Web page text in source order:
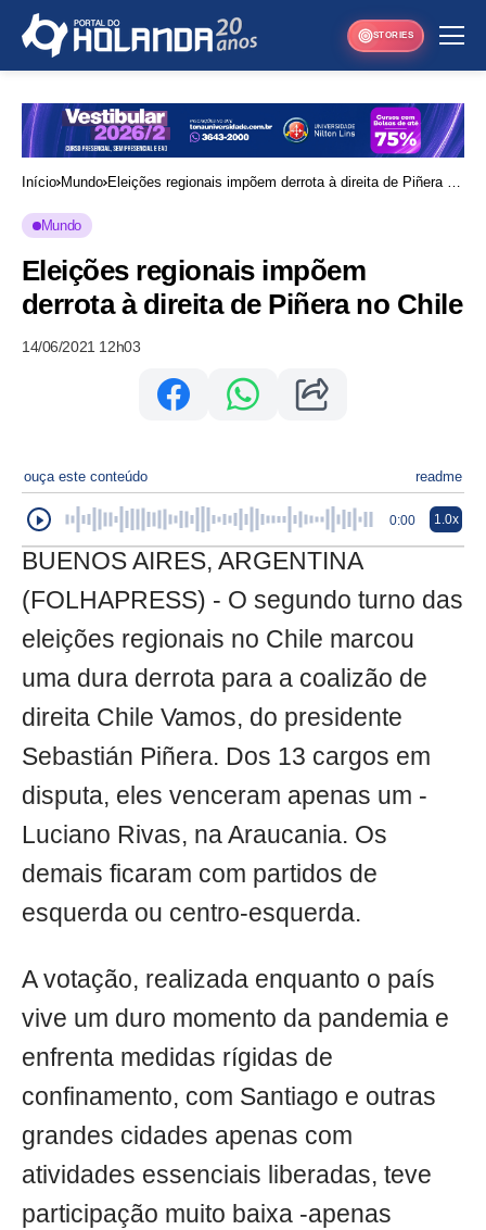
STORIES
Início Mundo Eleições regionais impõem derrota à direita de Piñera no
Mundo
Eleições regionais impõem
derrota à direita de Piñera no Chile
14/06/2021 12h03
ouça este conteúdo readme
0:00 1.0x
BUENOS AIRES, ARGENTINA
(FOLHAPRESS) - O segundo turno das
eleições regionais no Chile marcou
uma dura derrota para a coalizão de
direita Chile Vamos, do presidente
Sebastián Piñera. Dos 13 cargos em
disputa, eles venceram apenas um -
Luciano Rivas, na Araucania. Os
demais ficaram com partidos de
esquerda ou centro-esquerda.
A votação, realizada enquanto o país
vive um duro momento da pandemia e
enfrenta medidas rígidas de
confinamento, com Santiago e outras
grandes cidades apenas com
atividades essenciais liberadas, teve
participação muito baixa -apenas